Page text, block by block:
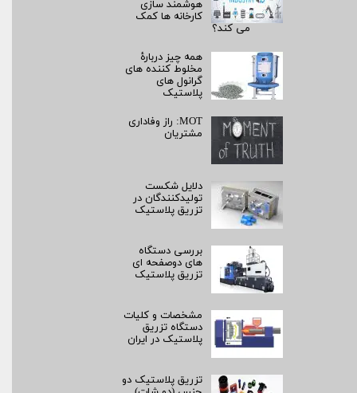
هوشمند سازی
کارخانه ها کمک
می کند؟
همه چیز دربارۀ
مخلوط کننده های
گرانول های
پلاستیک
MOT: راز وفاداری
مشتریان
دلایل شکست
تولیدکنندگان در
تزریق پلاستیک
بررسی دستگاه
های دوصفحه ای
تزریق پلاستیک
مشخصات و کلیات
دستگاه تزریق
پلاستیک در ایران
تزریق پلاستیک دو